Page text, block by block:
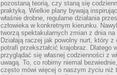
pozostaną teorią, czy staną się
praktyką. Wielkie plany bywają
właśnie drobne, regularne działania
człowieka w konkretnym kierunku.
tworzą spektakularnych zmian z dnia na
Działają raczej jak powolny nurt, który z
potrafi przekształcić krajobraz. Dlatego
przyglądać się własnej codzienności z
uwagą. To, co robimy niemal
często mówi więcej o naszym życiu niż